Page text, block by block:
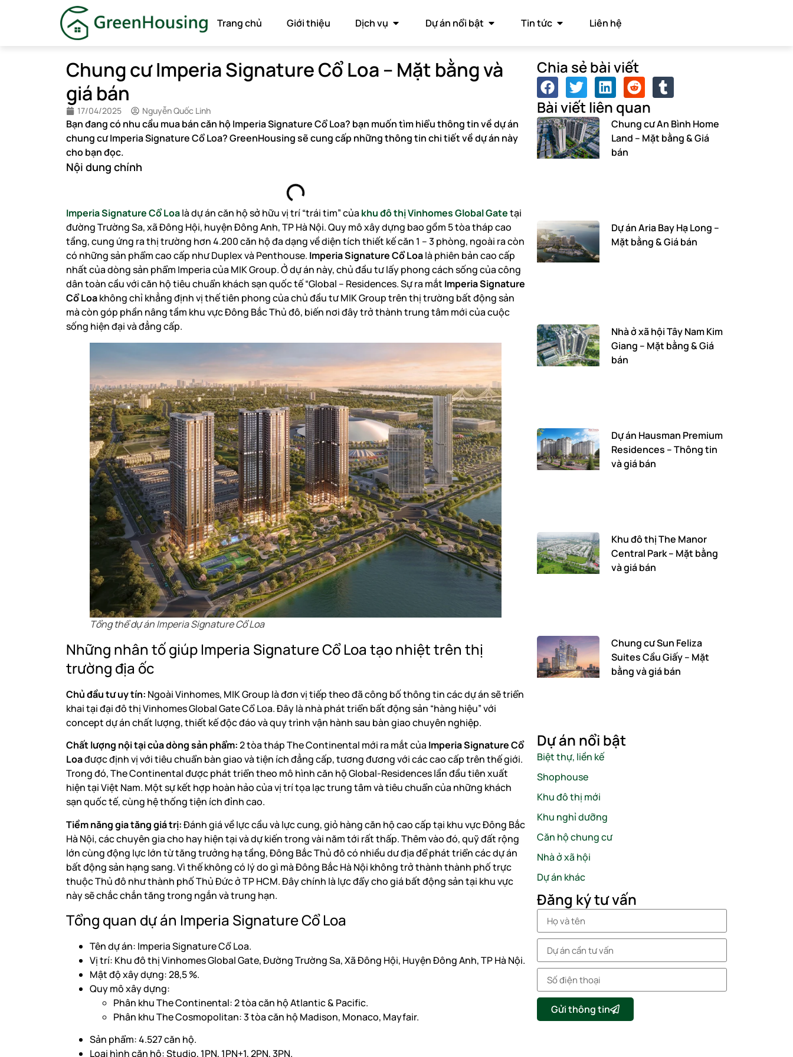
Trang chủ Giới thiệu Dịch vụ Dự án nổi bật Tin tức Liên hệ
Chung cư Imperia Signature Cổ Loa – Mặt bằng và
giá bán
17/04/2025 Nguyễn Quốc Linh
Bạn đang có nhu cầu mua bán căn hộ Imperia Signature Cổ Loa? bạn muốn tìm hiểu thông tin về dự án
chung cư Imperia Signature Cổ Loa? GreenHousing sẽ cung cấp những thông tin chi tiết về dự án này
cho bạn đọc.
Nội dung chính
Imperia Signature Cổ Loalà dự án căn hộ sở hữu vị trí “trái tim” của khu đô thị Vinhomes Global Gatetại
đường Trường Sa, xã Đông Hội, huyện Đông Anh, TP Hà Nội. Quy mô xây dựng bao gồm 5 tòa tháp cao
tầng, cung ứng ra thị trường hơn 4.200 căn hộ đa dạng về diện tích thiết kế căn 1 – 3 phòng, ngoài ra còn
có những sản phẩm cao cấp như Duplex và Penthouse. Imperia Signature Cổ Loalà phiên bản cao cấp
nhất của dòng sản phẩm Imperia của MIK Group. Ở dự án này, chủ đầu tư lấy phong cách sống của công
dân toàn cầu với căn hộ tiêu chuẩn khách sạn quốc tế “Global – Residences. Sự ra mắt Imperia Signature
Cổ Loakhông chỉ khẳng định vị thế tiên phong của chủ đầu tư MIK Group trên thị trường bất động sản
mà còn góp phần nâng tầm khu vực Đông Bắc Thủ đô, biến nơi đây trở thành trung tâm mới của cuộc
sống hiện đại và đẳng cấp.
Tổng thể dự án Imperia Signature Cổ Loa
Những nhân tố giúp Imperia Signature Cổ Loa tạo nhiệt trên thị
trường địa ốc
Chủ đầu tư uy tín: Ngoài Vinhomes, MIK Group là đơn vị tiếp theo đã công bố thông tin các dự án sẽ triển
khai tại đại đô thị Vinhomes Global Gate Cổ Loa. Đây là nhà phát triển bất động sản “hàng hiệu” với
concept dự án chất lượng, thiết kế độc đáo và quy trình vận hành sau bàn giao chuyên nghiệp.
Chất lượng nội tại của dòng sản phẩm:2 tòa tháp The Continental mới ra mắt của Imperia Signature Cổ
Loađược định vị với tiêu chuẩn bàn giao và tiện ích đẳng cấp, tương đương với các cao cấp trên thế giới.
Trong đó, The Continental được phát triển theo mô hình căn hộ Global-Residences lần đầu tiên xuất
hiện tại Việt Nam. Một sự kết hợp hoàn hảo của vị trí tọa lạc trung tâm và tiêu chuẩn của những khách
sạn quốc tế, cùng hệ thống tiện ích đỉnh cao.
Tiềm năng gia tăng giá trị:Đánh giá về lực cầu và lực cung, giỏ hàng căn hộ cao cấp tại khu vực Đông Bắc
Hà Nội, các chuyên gia cho hay hiện tại và dự kiến trong vài năm tới rất thấp. Thêm vào đó, quỹ đất rộng
lớn cùng động lực lớn từ tăng trưởng hạ tầng, Đông Bắc Thủ đô có nhiều dư địa để phát triển các dự án
bất động sản hạng sang. Vì thế không có lý do gì mà Đông Bắc Hà Nội không trở thành thành phố trực
thuộc Thủ đô như thành phố Thủ Đức ở TP HCM. Đây chính là lực đẩy cho giá bất động sản tại khu vực
này sẽ chắc chắn tăng trong ngắn và trung hạn.
Tổng quan dự án Imperia Signature Cổ Loa
Tên dự án: Imperia Signature Cổ Loa.
Vị trí: Khu đô thị Vinhomes Global Gate, Đường Trường Sa, Xã Đông Hội, Huyện Đông Anh, TP Hà Nội.
Mật độ xây dựng: 28,5 %.
Quy mô xây dựng:
Phân khu The Continental: 2 tòa căn hộ Atlantic & Pacific.
Phân khu The Cosmopolitan: 3 tòa căn hộ Madison, Monaco, Mayfair.
Sản phẩm: 4.527 căn hộ.
Loại hình căn hộ: Studio, 1PN, 1PN+1, 2PN, 3PN.
Chia sẻ bài viết
Bài viết liên quan
Chung cư An Bình Home
Land – Mặt bằng & Giá
bán
Dự án Aria Bay Hạ Long –
Mặt bằng & Giá bán
Nhà ở xã hội Tây Nam Kim
Giang – Mặt bằng & Giá
bán
Dự án Hausman Premium
Residences – Thông tin
và giá bán
Khu đô thị The Manor
Central Park – Mặt bằng
và giá bán
Chung cư Sun Feliza
Suites Cầu Giấy – Mặt
bằng và giá bán
Dự án nổi bật
Biệt thự, liền kế
Shophouse
Khu đô thị mới
Khu nghỉ dưỡng
Căn hộ chung cư
Nhà ở xã hội
Dự án khác
Đăng ký tư vấn
Gửi thông tin